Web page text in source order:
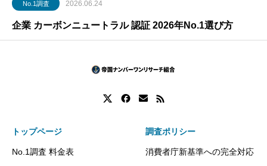
No.1調査 2026.06.24
企業 カーボンニュートラル 認証 2026年No.1選び方
トップページ
No.1調査 料金表
調査ポリシー
消費者庁新基準への完全対応